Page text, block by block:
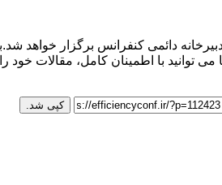
،علوم اجتماعی، علوم تربیتی و علوم انسانی در تاریخ ۱۶ دی
با اطمینان کامل، مقالات خود
کپی شد.